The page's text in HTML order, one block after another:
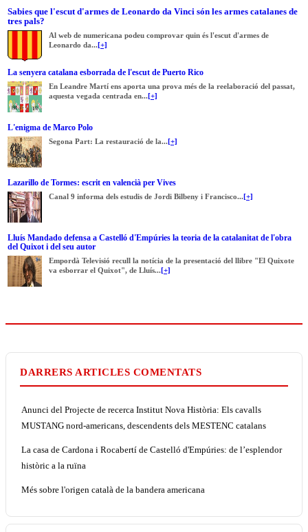
Sabies que l'escut d'armes de Leonardo da Vinci són les armes catalanes de
tres pals?
Al web de numericana podeu comprovar quin és l'escut d'armes de
Leonardo da...[+]
La senyera catalana esborrada de l'escut de Puerto Rico
En Leandre Martí ens aporta una prova més de la reelaboració del passat,
aquesta vegada centrada en...[+]
L'enigma de Marco Polo
Segona Part: La restauració de la...[+]
Lazarillo de Tormes: escrit en valencià per Vives
Canal 9 informa dels estudis de Jordi Bilbeny i Francisco...[+]
Lluís Mandado defensa a Castelló d'Empúries la teoria de la catalanitat de l'obra
del Quixot i del seu autor
Empordà Televisió recull la notícia de la presentació del llibre "El Quixote
va esborrar el Quixot", de Lluís...[+]
DARRERS ARTICLES COMENTATS
Anunci del Projecte de recerca Institut Nova Història: Els cavalls
MUSTANG nord-americans, descendents dels MESTENC catalans
La casa de Cardona i Rocabertí de Castelló d'Empúries: de l’esplendor
històric a la ruïna
Més sobre l'origen català de la bandera americana